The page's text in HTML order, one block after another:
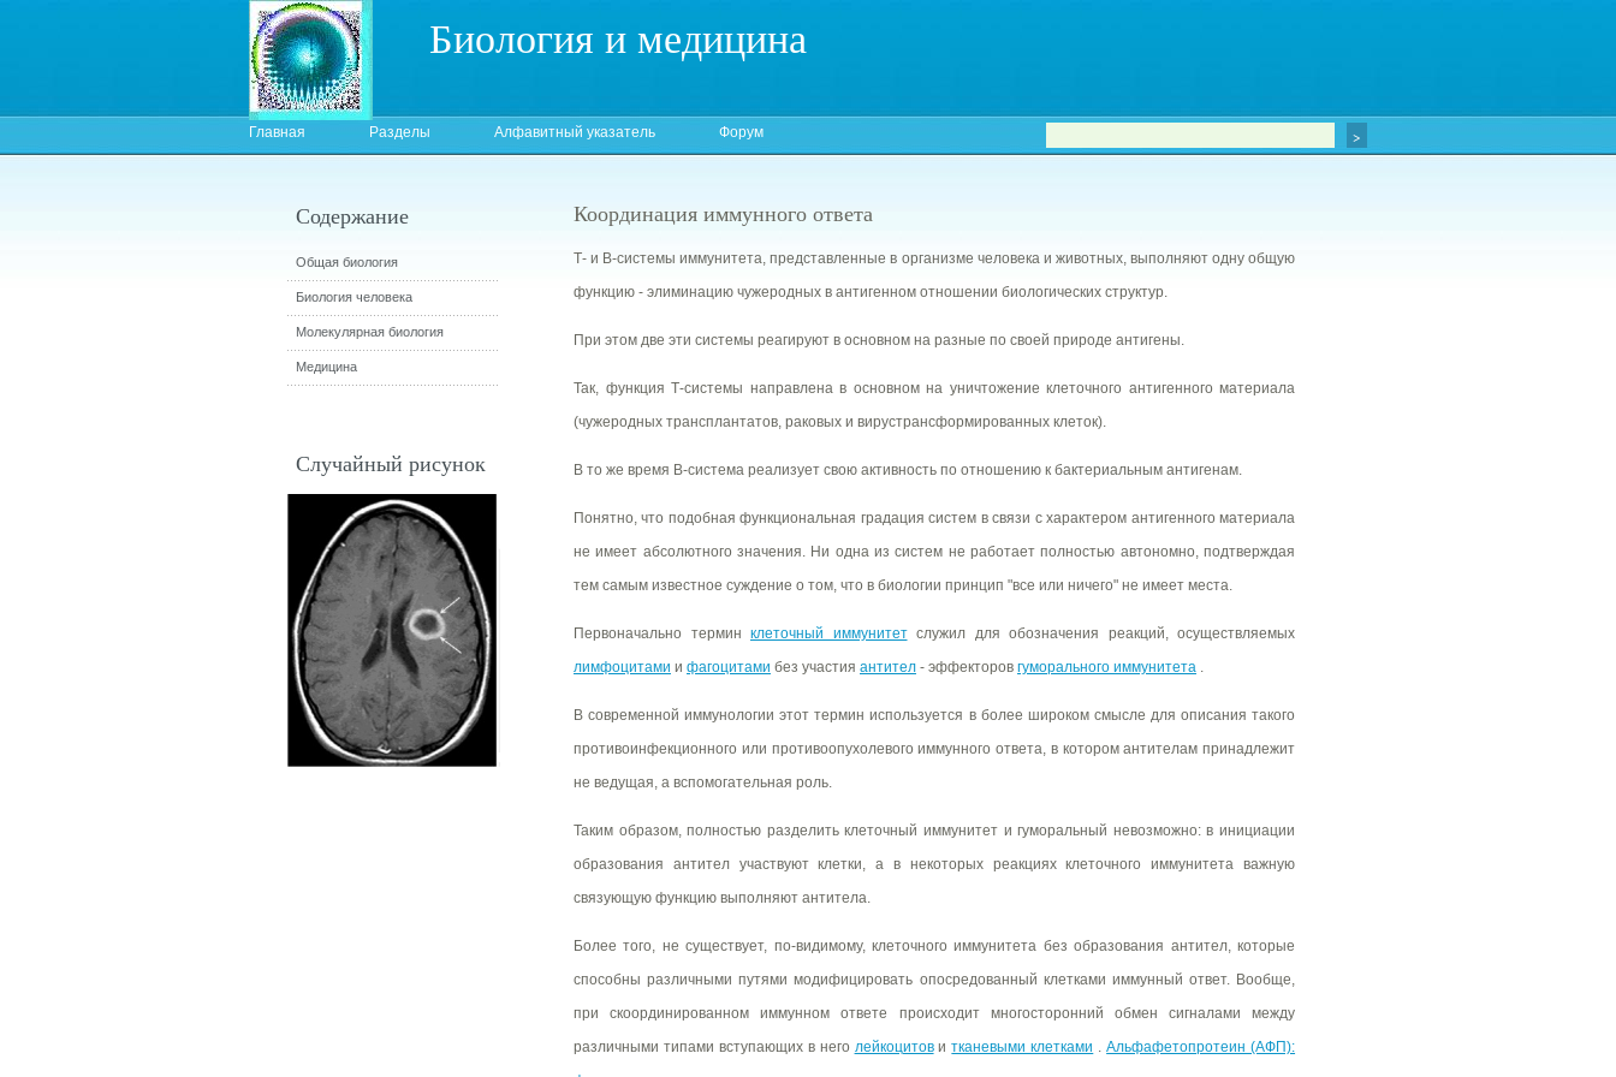
Биология и медицина
Главная Разделы Алфавитный указатель Форум
Координация иммунного ответа
Т- и В-системы иммунитета, представленные в организме человека и животных, выполняют одну общую
функцию - элиминацию чужеродных в антигенном отношении биологических структур.
При этом две эти системы реагируют в основном на разные по своей природе антигены.
Так, функция Т-системы направлена в основном на уничтожение клеточного антигенного материала
(чужеродных трансплантатов, раковых и вирустрансформированных клеток).
В то же время В-система реализует свою активность по отношению к бактериальным антигенам.
Понятно, что подобная функциональная градация систем в связи с характером антигенного материала
не имеет абсолютного значения. Ни одна из систем не работает полностью автономно, подтверждая
тем самым известное суждение о том, что в биологии принцип "все или ничего" не имеет места.
Первоначально термин клеточный иммунитетслужил для обозначения реакций, осуществляемых
лимфоцитами и фагоцитами без участия антител - эффекторов гуморального иммунитета .
В современной иммунологии этот термин используется в более широком смысле для описания такого
противоинфекционного или противоопухолевого иммунного ответа, в котором антителам принадлежит
не ведущая, а вспомогательная роль.
Таким образом, полностью разделить клеточный иммунитет и гуморальный невозможно: в инициации
образования антител участвуют клетки, а в некоторых реакциях клеточного иммунитета важную
связующую функцию выполняют антитела.
Более того, не существует, по-видимому, клеточного иммунитета без образования антител, которые
способны различными путями модифицировать опосредованный клетками иммунный ответ. Вообще,
при скоординированном иммунном ответе происходит многосторонний обмен сигналами между
различными типами вступающих в него лейкоцитовитканевыми клетками .Альфафетопротеин (АФП):
Содержание
Общая биология
Биология человека
Молекулярная биология
Медицина
Случайный рисунок